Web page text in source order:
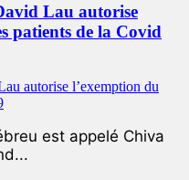
Lau autorise
patients de la Covid
est appelé Chiva